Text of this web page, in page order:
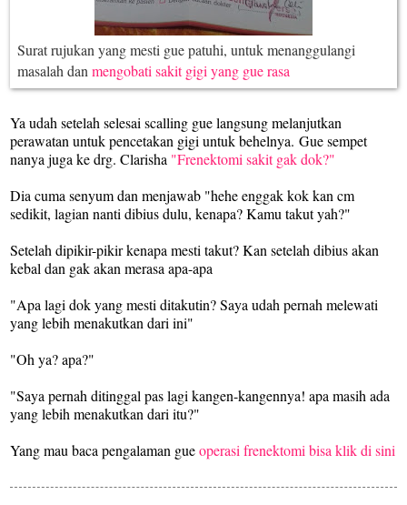
Surat rujukan yang mesti gue patuhi, untuk menanggulangi
masalah dan mengobati sakit gigi yang gue rasa
Ya udah setelah selesai scalling gue langsung melanjutkan
perawatan untuk pencetakan gigi untuk behelnya. Gue sempet
nanya juga ke drg. Clarisha "Frenektomi sakit gak dok?"
Dia cuma senyum dan menjawab "hehe enggak kok kan cm
sedikit, lagian nanti dibius dulu, kenapa? Kamu takut yah?"
Setelah dipikir-pikir kenapa mesti takut? Kan setelah dibius akan
kebal dan gak akan merasa apa-apa
"Apa lagi dok yang mesti ditakutin? Saya udah pernah melewati
yang lebih menakutkan dari ini"
"Oh ya? apa?"
"Saya pernah ditinggal pas lagi kangen-kangennya! apa masih ada
yang lebih menakutkan dari itu?"
Yang mau baca pengalaman gueoperasi frenektomi bisa klik di sini